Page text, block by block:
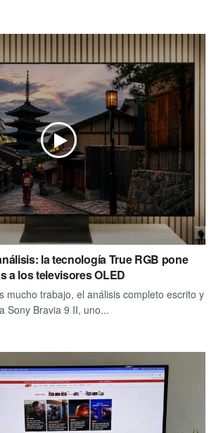
la tecnología True RGB pone
a los televisores OLED
mucho trabajo, el análisis completo escrito y
Sony Bravia 9 II, uno...